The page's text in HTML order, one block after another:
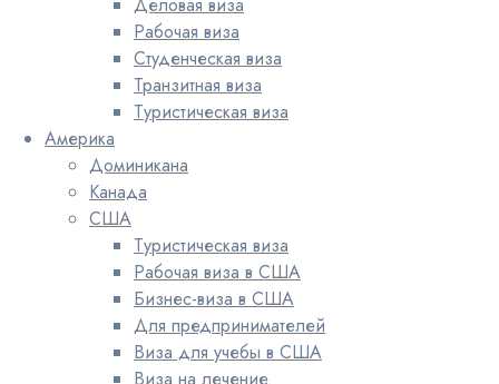
Рабочая виза
Студенческая виза
Транзитная виза
Туристическая виза
Америка
Доминикана
Канада
США
Туристическая виза
Рабочая виза в США
Бизнес-виза в США
Для предпринимателей
Виза для учебы в США